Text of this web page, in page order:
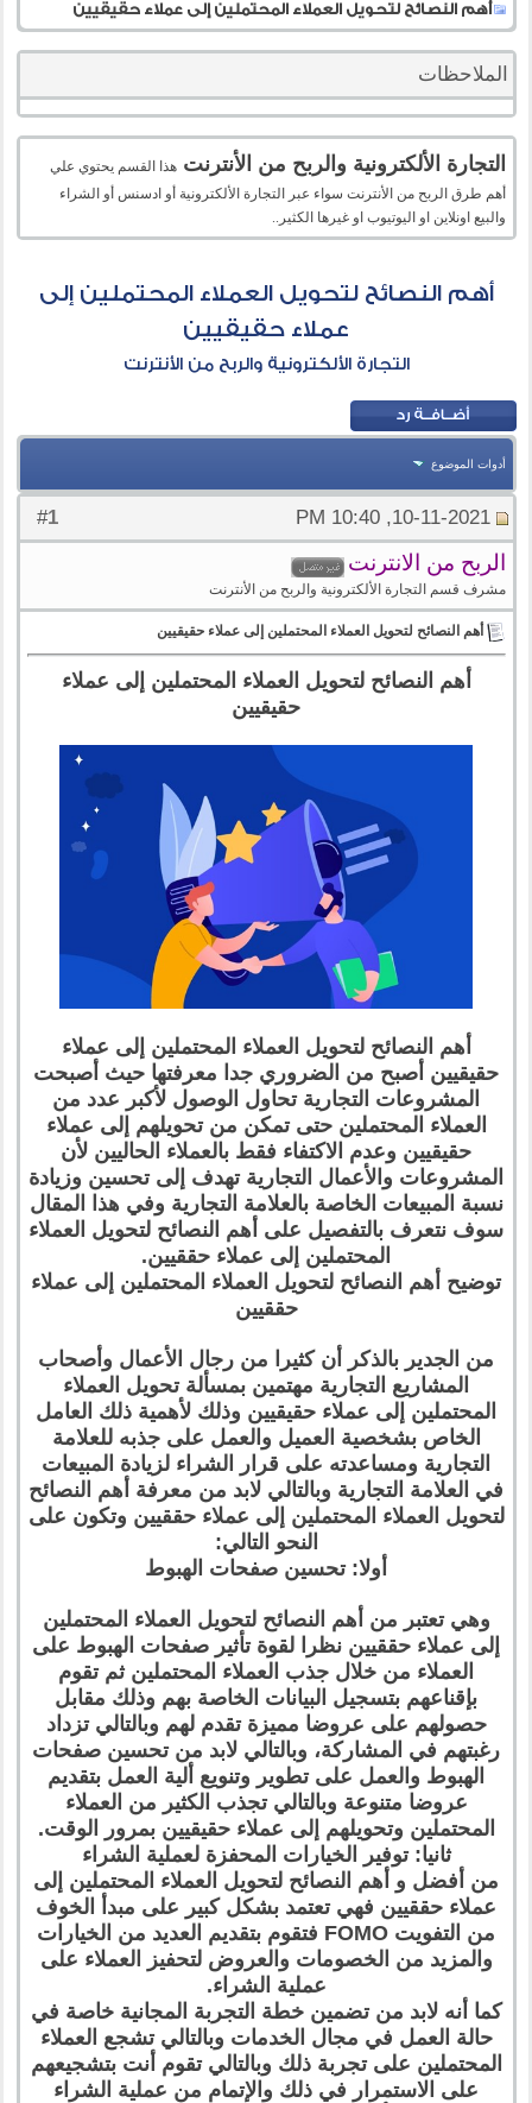
أهم النصائح لتحويل العملاء المحتملين إلى عملاء حقيقيين
الملاحظات
التجارة الألكترونية والربح من الأنترنت هذا القسم يحتوي علي
أهم طرق الربح من الأنترنت سواء عبر التجارة الألكترونية أو ادسنس أو الشراء
والبيع اونلاين او اليوتيوب او غيرها الكثير..
أهم النصائح لتحويل العملاء المحتملين إلى
عملاء حقيقيين
التجارة الألكترونية والربح من الأنترنت
أدوات الموضوع
#
1 10-11-2021, 10:40 PM
الربح من الانترنت
مشرف قسم التجارة الألكترونية والربح من الأنترنت
أهم النصائح لتحويل العملاء المحتملين إلى عملاء حقيقيين
أهم النصائح لتحويل العملاء المحتملين إلى عملاء
حقيقيين
أهم النصائح لتحويل العملاء المحتملين إلى عملاء
حقيقيين أصبح من الضروري جدا معرفتها حيث أصبحت
المشروعات التجارية تحاول الوصول لأكبر عدد من
العملاء المحتملين حتى تمكن من تحويلهم إلى عملاء
حقيقيين وعدم الاكتفاء فقط بالعملاء الحاليين لأن
المشروعات والأعمال التجارية تهدف إلى تحسين وزيادة
نسبة المبيعات الخاصة بالعلامة التجارية وفي هذا المقال
سوف نتعرف بالتفصيل على أهم النصائح لتحويل العملاء
المحتملين إلى عملاء حققيين.
توضيح أهم النصائح لتحويل العملاء المحتملين إلى عملاء
حققيين
من الجدير بالذكر أن كثيرا من رجال الأعمال وأصحاب
المشاريع التجارية مهتمين بمسألة تحويل العملاء
المحتملين إلى عملاء حقيقيين وذلك لأهمية ذلك العامل
الخاص بشخصية العميل والعمل على جذبه للعلامة
التجارية ومساعدته على قرار الشراء لزيادة المبيعات
في العلامة التجارية وبالتالي لابد من معرفة أهم النصائح
لتحويل العملاء المحتملين إلى عملاء حققيين وتكون على
النحو التالي:
أولا: تحسين صفحات الهبوط
وهي تعتبر من أهم النصائح لتحويل العملاء المحتملين
إلى عملاء حققيين نظرا لقوة تأثير صفحات الهبوط على
العملاء من خلال جذب العملاء المحتملين ثم تقوم
بإقناعهم بتسجيل البيانات الخاصة بهم وذلك مقابل
حصولهم على عروضا مميزة تقدم لهم وبالتالي تزداد
رغبتهم في المشاركة، وبالتالي لابد من تحسين صفحات
الهبوط والعمل على تطوير وتنويع ألية العمل بتقديم
عروضا متنوعة وبالتالي تجذب الكثير من العملاء
المحتملين وتحويلهم إلى عملاء حقيقيين بمرور الوقت.
ثانيا: توفير الخيارات المحفزة لعملية الشراء
من أفضل و أهم النصائح لتحويل العملاء المحتملين إلى
عملاء حققيين فهي تعتمد بشكل كبير على مبدأ الخوف
من التفويت FOMO فتقوم بتقديم العديد من الخيارات
والمزيد من الخصومات والعروض لتحفيز العملاء على
عملية الشراء.
كما أنه لابد من تضمين خطة التجربة المجانية خاصة في
حالة العمل في مجال الخدمات وبالتالي تشجع العملاء
المحتملين على تجربة ذلك وبالتالي تقوم أنت بتشجيعهم
على الاستمرار في ذلك والإتمام من عملية الشراء